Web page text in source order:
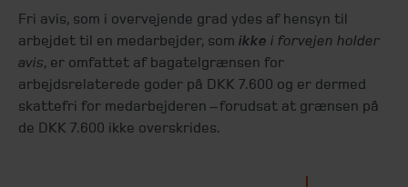
Fri avis, som i overvejende grad ydes af hensyn til
arbejdet til en medarbejder, som ikke i forvejen holder
avis, er omfattet af bagatelgrænsen for
arbejdsrelaterede goder på DKK 7.600 og er dermed
skattefri for medarbejderen – forudsat at grænsen på
de DKK 7.600 ikke overskrides.